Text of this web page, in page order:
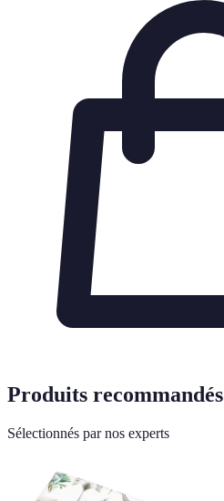
Produits recommandés
Sélectionnés par nos experts